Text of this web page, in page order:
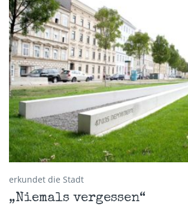
erkundet die Stadt
„Niemals vergessen“